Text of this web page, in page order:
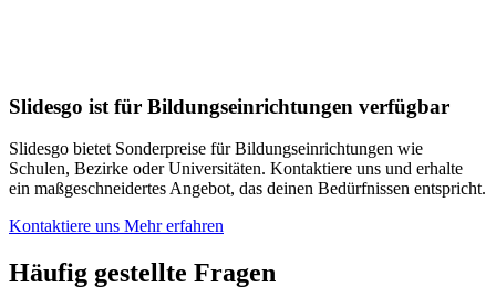
Slidesgo ist für Bildungseinrichtungen verfügbar
Slidesgo bietet Sonderpreise für Bildungseinrichtungen wie
Schulen, Bezirke oder Universitäten. Kontaktiere uns und erhalte
ein maßgeschneidertes Angebot, das deinen Bedürfnissen entspricht.
Kontaktiere uns Mehr erfahren
Häufig gestellte Fragen